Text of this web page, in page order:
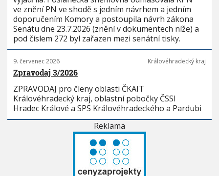
ve znění PN ve shodě s jedním návrhem a jedním
doporučením Komory a postoupila návrh zákona
Senátu dne 23.7.2026 (znění v dokumentech níže) a
pod číslem 272 byl zařazen mezi senátní tisky.
9. červenec 2026 Královéhradecký kraj
Zpravodaj 3/2026
ZPRAVODAJ pro členy oblasti ČKAIT
Královéhradecký kraj, oblastní pobočky ČSSI
Hradec Králové a SPS Královéhradeckého a Pardubi
Reklama